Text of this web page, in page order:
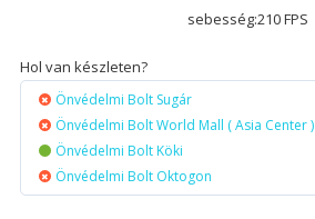
sebesség:210 FPS
Hol van készleten?
Önvédelmi Bolt Sugár
Önvédelmi Bolt World Mall ( Asia Center )
Önvédelmi Bolt Köki
Önvédelmi Bolt Oktogon